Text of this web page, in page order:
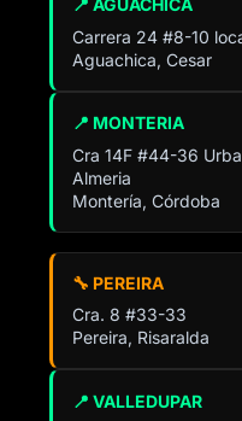
📍 AGUACHICA
Carrera 24 #8-10
Aguachica, Cesar
📍 MONTERIA
Cra 14F #44-36
Almeria
Montería, Córdoba
📍 VALLEDUPAR
🔧 PEREIRA
Cra. 8 #33-33
Pereira, Risaralda